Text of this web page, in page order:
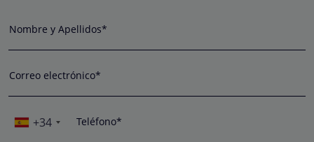
Nombre y Apellidos*
Correo electrónico*
+34 Teléfono*